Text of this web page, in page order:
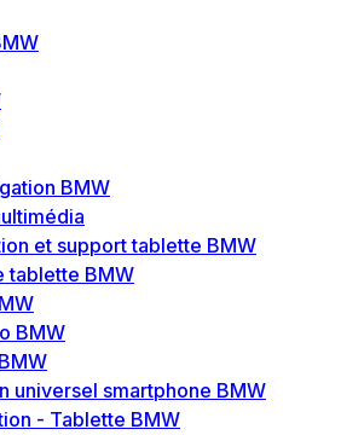
BMW
et support tablette BMW
tablette BMW
BMW
universel smartphone BMW
- Tablette BMW